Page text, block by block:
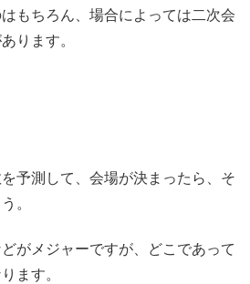
もちろん、場合によっては二次会
ります。
予測して、会場が決まったら、そ
。
がメジャーですが、どこであって
ます。